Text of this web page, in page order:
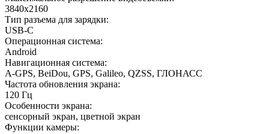
3840x2160
Тип разъема для зарядки:
USB-C
Операционная система:
Android
Навигационная система:
A-GPS, BeiDou, GPS, Galileo, QZSS, ГЛОНАСС
Частота обновления экрана:
120 Гц
Особенности экрана:
сенсорный экран, цветной экран
Функции камеры: